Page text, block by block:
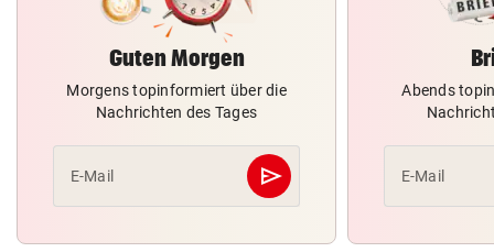
Guten Morgen
Morgens topinformiert über die
Nachrichten des Tages
E-Mail send
Abschicken
Abends
E-Mail